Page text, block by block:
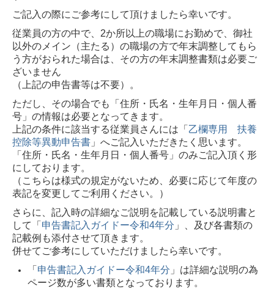
ご記入の際にご参考にして頂けましたら幸いです。
従業員の方の中で、2か所以上の職場にお勤めで、御社
以外のメイン（主たる）の職場の方で年末調整してもら
う方がおられた場合は、その方の年末調整書類は必要ご
ざいません
（上記の申告書等は不要）。
ただし、その場合でも「住所・氏名・生年月日・個人番
号」の情報は必要となってきます。
上記の条件に該当する従業員さんには「 乙欄専用 扶養
控除等異動申告書 」へご記入いただきたく思います。
「住所・氏名・生年月日・個人番号」のみご記入頂く形
にしております。
（こちらは様式の規定がないため、必要に応じて年度の
表記を変更してご利用ください。）
さらに、記入時の詳細なご説明を記載している説明書と
して「 申告書記入ガイドー令和4年分 」、及び各書類の
記載例も添付させて頂きます。
併せてご参考にしていただけましたら幸いです。
「 申告書記入ガイドー令和4年分 」は詳細な説明の為
ページ数が多い書類となっております。